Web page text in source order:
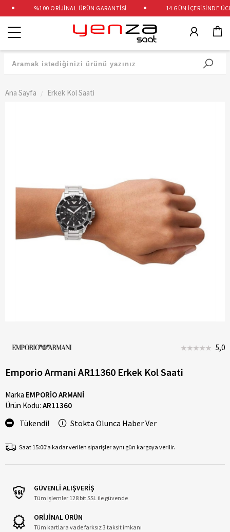
%100 ORİJİNAL ÜRÜN GARANTİSİ 14 GÜN İÇERİSİNDE
Kategoriler
Ana Sayfa Erkek Kol Saati
5,0
Emporio Armani AR11360 Erkek Kol Saati
Marka EMPORİO ARMANİ
Ürün Kodu: AR11360
Tükendi! Stokta Olunca Haber Ver
Saat 15:00’a kadar verilen siparişler aynı gün kargoya verilir.
GÜVENLİ ALIŞVERİŞ
Tüm işlemler 128 bit SSL ile güvende
ORİJİNAL ÜRÜN
Tüm kartlara vade farksız 3 taksit imkanı